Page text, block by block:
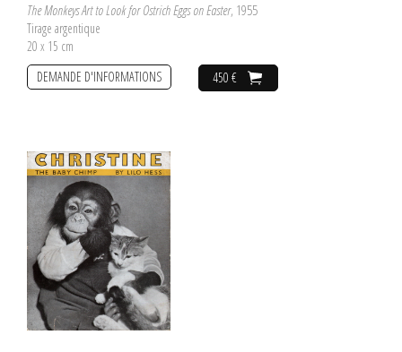
The Monkeys Art to Look for Ostrich Eggs on Easter, 1955
Tirage argentique
20 x 15 cm
450 €
DEMANDE D'INFORMATIONS